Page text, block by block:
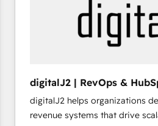
計・導線設計・テンプレート設
提供。 ▸ 既存CRM・MAからの
Marketo・Pardot等からの移行
データ移行と活用設計まで。 ▸
ンツとサイト構造を最適化。 🏆 なぜ100incを選ぶの
か？ ✓ HubSpot Eliteパートナ
ード受賞・HUGリーダー ✓
ISO9001:2015 取得 ✓ 400社以
🎯Demand Gen & ABM: Drive
ABM, AEO, SEO, & paid media
Web Design: Build high-
configure HubSpot AI, &
AI services. 🧩Integrations:
custom integrations, hosting, &
digitalJ2 | RevOps &
Implementations
digitalJ2 helps organizations
revenue systems that drive